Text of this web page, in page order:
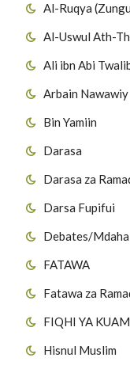
Al-Ruqya
Al-Uswul Ath-
Ali ibn Abi
Arbain Nawawiy
Bin Yamiin
Darasa
Darasa za
Darsa Fupifui
Debates/
FATAWA
Fatawa za
FIQHI YA
Hisnul Muslim